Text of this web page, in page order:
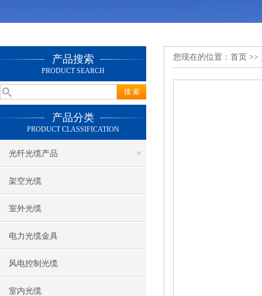
产品搜索
PRODUCT SEARCH
产品分类
PRODUCT CLASSIFICATION
光纤光缆产品
架空光缆
室外光缆
电力光缆金具
风电控制光缆
室内光缆
您现在的位置： 首页 >>